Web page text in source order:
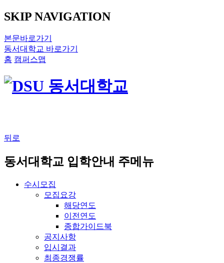
SKIP NAVIGATION
본문바로가기
동서대학교 바로가기
홈 캠퍼스맵
뒤로
동서대학교 입학안내 주메뉴
수시모집
모집요강
해당연도
이전연도
종합가이드북
공지사항
입시결과
최종경쟁률